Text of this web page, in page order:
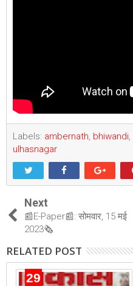
Labels: ambernath, bhiwandi,
ulhasnagar
Next
📰E-Paper📰: सोमवार, 15 मई
2023🗞
RELATED POST
29